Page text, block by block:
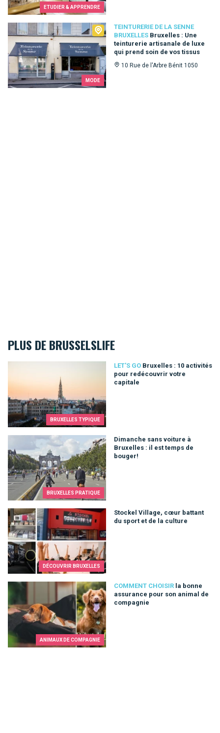
ETUDIER & APPRENDRE
MODE
TEINTURERIE DE LA SENNE
BRUXELLES Bruxelles : Une
teinturerie artisanale de luxe
qui prend soin de vos tissus
10 Rue de l'Arbre Bénit 1050
Teinturerie de la Senne Bruxelles
PLUS DE BRUSSELSLIFE
BRUXELLES TYPIQUE
LET'S GO Bruxelles : 10 activités
pour redécouvrir votre
capitale
Bruxelles : 10 activités pour redécouvrir votre capitale
BRUXELLES PRATIQUE
Dimanche sans voiture à
Bruxelles : il est temps de
bouger!
Dimanche sans voiture à Bruxelles : il est temps de bouger!
DÉCOUVRIR BRUXELLES
Stockel Village, cœur battant
du sport et de la culture
Stockel Village, cœur battant du sport et de la culture
ANIMAUX DE COMPAGNIE
COMMENT CHOISIR la bonne
assurance pour son animal de
compagnie
la bonne assurance pour son animal de compagnie